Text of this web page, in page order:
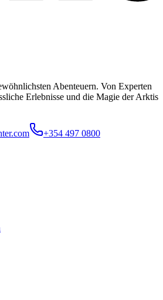
Abenteuern. Von Experten
Erlebnisse und die Magie der Arktis
+354 497 0800